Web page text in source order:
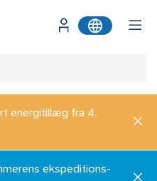
energitillæg fra 4.
ekspeditions-